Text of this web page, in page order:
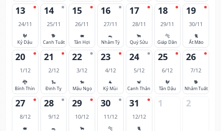
13
24/11
🐓
Kỷ Dậu
14
25/11
🐕
Canh Tuất
15
26/11
🐖
Tân Hợi
16
27/11
🐀
Nhâm Tý
17
28/11
🐂
Quý Sửu
18
29/11
🐅
Giáp Dần
19
30/11
🐈
Ất Mão
20
1/12
🐉
Bính Thìn
21
2/12
🐍
Đinh Tỵ
22
3/12
🐎
Mậu Ngọ
23
4/12
🐐
Kỷ Mùi
24
5/12
🐒
Canh Thân
25
6/12
🐓
Tân Dậu
26
7/12
🐕
Nhâm Tuất
27
8/12
🐖
28
9/12
🐀
29
10/12
🐂
30
11/12
🐅
31
12/12
🐈
1 2